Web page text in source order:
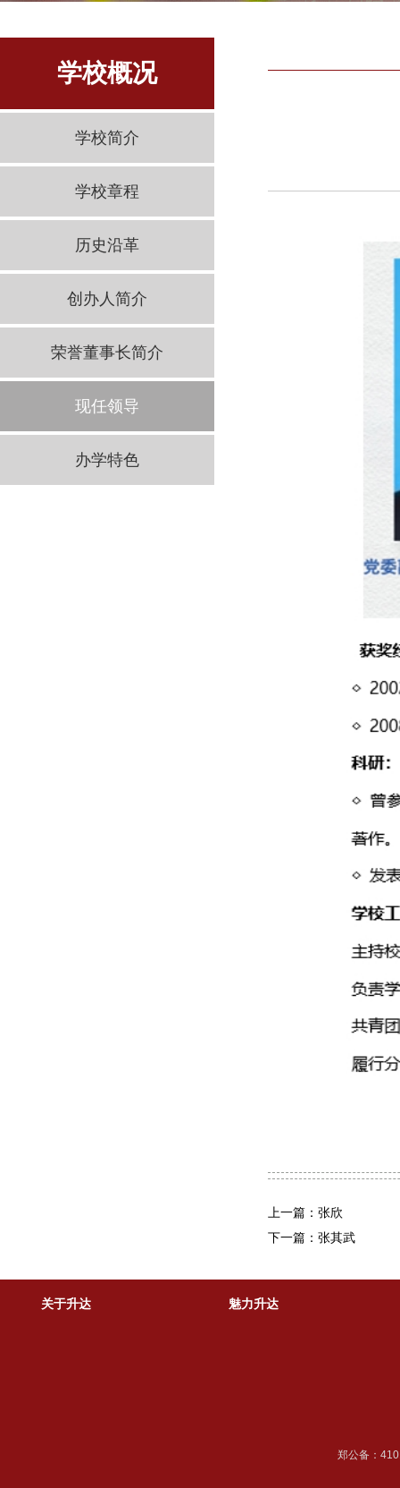
学校概况
学校简介
学校章程
历史沿革
创办人简介
荣誉董事长简介
现任领导
办学特色
上一篇：张欣
下一篇：张其武
关于升达 魅力升达
郑公备：